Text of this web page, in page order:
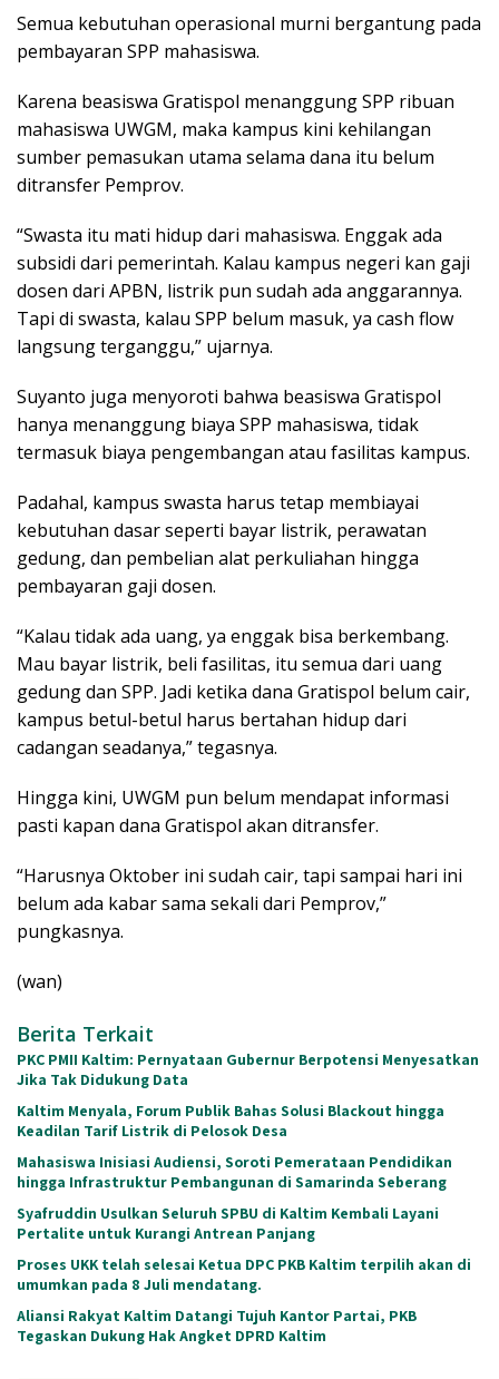
Semua kebutuhan operasional murni bergantung pada
pembayaran SPP mahasiswa.
Karena beasiswa Gratispol menanggung SPP ribuan
mahasiswa UWGM, maka kampus kini kehilangan
sumber pemasukan utama selama dana itu belum
ditransfer Pemprov.
“Swasta itu mati hidup dari mahasiswa. Enggak ada
subsidi dari pemerintah. Kalau kampus negeri kan gaji
dosen dari APBN, listrik pun sudah ada anggarannya.
Tapi di swasta, kalau SPP belum masuk, ya cash flow
langsung terganggu,” ujarnya.
Suyanto juga menyoroti bahwa beasiswa Gratispol
hanya menanggung biaya SPP mahasiswa, tidak
termasuk biaya pengembangan atau fasilitas kampus.
Padahal, kampus swasta harus tetap membiayai
kebutuhan dasar seperti bayar listrik, perawatan
gedung, dan pembelian alat perkuliahan hingga
pembayaran gaji dosen.
“Kalau tidak ada uang, ya enggak bisa berkembang.
Mau bayar listrik, beli fasilitas, itu semua dari uang
gedung dan SPP. Jadi ketika dana Gratispol belum cair,
kampus betul-betul harus bertahan hidup dari
cadangan seadanya,” tegasnya.
Hingga kini, UWGM pun belum mendapat informasi
pasti kapan dana Gratispol akan ditransfer.
“Harusnya Oktober ini sudah cair, tapi sampai hari ini
belum ada kabar sama sekali dari Pemprov,”
pungkasnya.
(wan)
Berita Terkait
PKC PMII Kaltim: Pernyataan Gubernur Berpotensi Menyesatkan
Jika Tak Didukung Data
Kaltim Menyala, Forum Publik Bahas Solusi Blackout hingga
Keadilan Tarif Listrik di Pelosok Desa
Mahasiswa Inisiasi Audiensi, Soroti Pemerataan Pendidikan
hingga Infrastruktur Pembangunan di Samarinda Seberang
Syafruddin Usulkan Seluruh SPBU di Kaltim Kembali Layani
Pertalite untuk Kurangi Antrean Panjang
Proses UKK telah selesai Ketua DPC PKB Kaltim terpilih akan di
umumkan pada 8 Juli mendatang.
Aliansi Rakyat Kaltim Datangi Tujuh Kantor Partai, PKB
Tegaskan Dukung Hak Angket DPRD Kaltim